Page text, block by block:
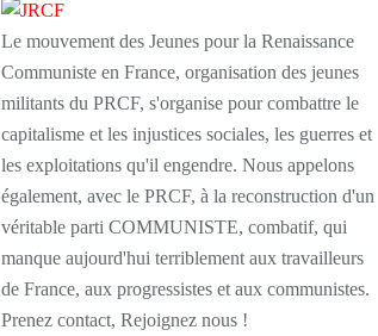
Le mouvement des Jeunes pour la Renaissance
Communiste en France, organisation des jeunes
militants du PRCF, s'organise pour combattre le
capitalisme et les injustices sociales, les guerres et
les exploitations qu'il engendre. Nous appelons
également, avec le PRCF, à la reconstruction d'un
véritable parti COMMUNISTE, combatif, qui
manque aujourd'hui terriblement aux travailleurs
de France, aux progressistes et aux communistes.
Prenez contact, Rejoignez nous !